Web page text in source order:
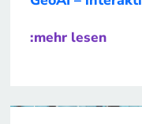
:mehr lesen